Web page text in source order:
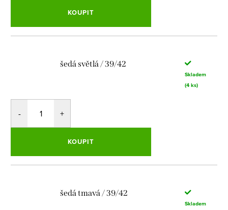
KOUPIT
šedá světlá / 39/42
Skladem
(4 ks)
KOUPIT
šedá tmavá / 39/42
Skladem